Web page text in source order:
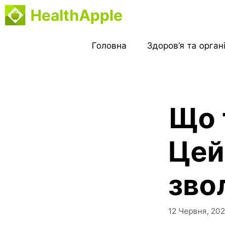
Перейти
до
HealthApple
Головна Здоров’я та
Що
Цей
12 Червня,